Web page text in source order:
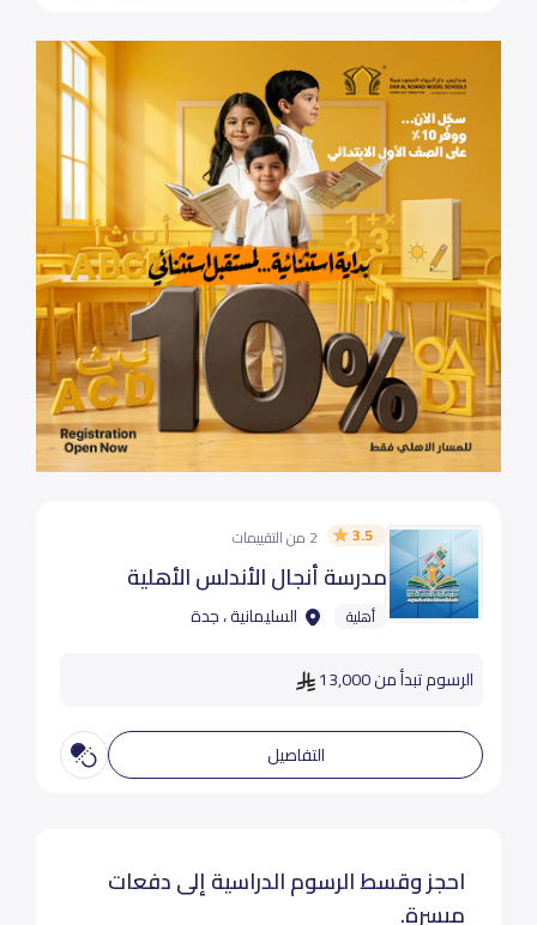
3.5 2 من التقييمات
مدرسة أنجال الأندلس الأهلية
أهلية السليمانية ، جدة
الرسوم تبدأ من 13,000
التفاصيل
احجز وقسط الرسوم الدراسية إلى دفعات
ميسرة.